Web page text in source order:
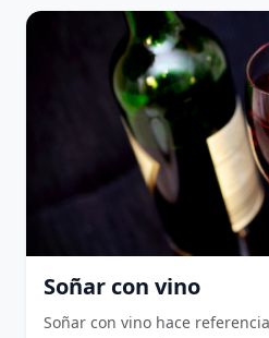
Soñar con vino
Soñar con vino hace